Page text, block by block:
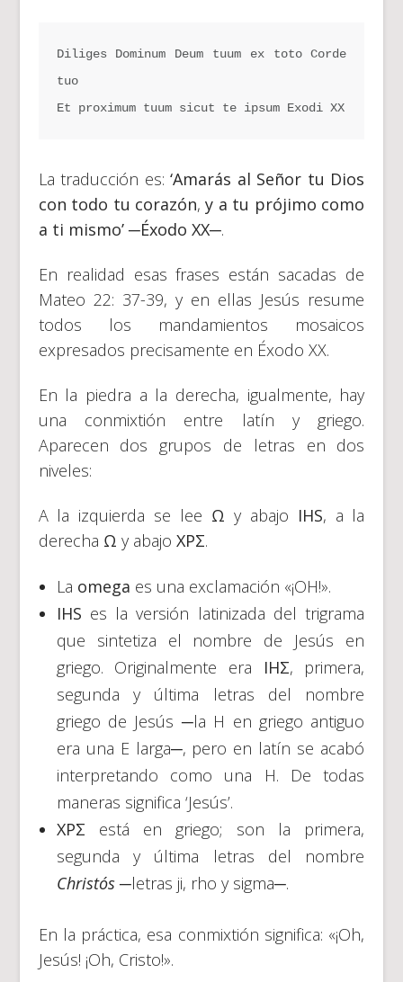
Diliges Dominum Deum tuum ex toto Corde
tuo
Et proximum tuum sicut te ipsum Exodi XX
La traducción es:‘Amarás al Señor tu Dios
con todo tu corazón, y a tu prójimo como
a ti mismo’ ─Éxodo XX─.
En realidad esas frases están sacadas de
Mateo 22: 37-39, y en ellas Jesús resume
todos los mandamientos mosaicos
expresados precisamente en Éxodo XX.
En la piedra a la derecha, igualmente, hay
una conmixtión entre latín y griego.
Aparecen dos grupos de letras en dos
niveles:
A la izquierda se lee Ω y abajo IHS, a la
derecha Ω y abajo ΧPΣ.
La omega es una exclamación «¡OH!».
IHS es la versión latinizada del trigrama
que sintetiza el nombre de Jesús en
griego. Originalmente era IHΣ, primera,
segunda y última letras del nombre
griego de Jesús ─la H en griego antiguo
era una E larga─, pero en latín se acabó
interpretando como una H. De todas
maneras significa ‘Jesús’.
ΧPΣ está en griego; son la primera,
segunda y última letras del nombre
Christós─letras ji, rho y sigma─.
En la práctica, esa conmixtión significa: «¡Oh,
Jesús! ¡Oh, Cristo!».